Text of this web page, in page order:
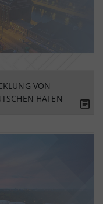
VON
HÄFEN